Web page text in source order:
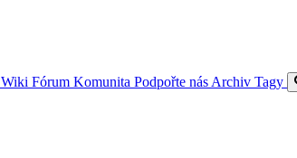
Wiki Fórum Komunita Podpořte nás Archiv Tagy